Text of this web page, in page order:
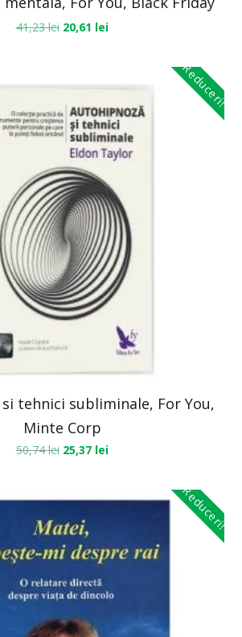
41,23lei 20,61 lei
Reduceri!
tehnici subliminale, For You,
Minte Corp
50,74lei 25,37 lei
Reduceri!